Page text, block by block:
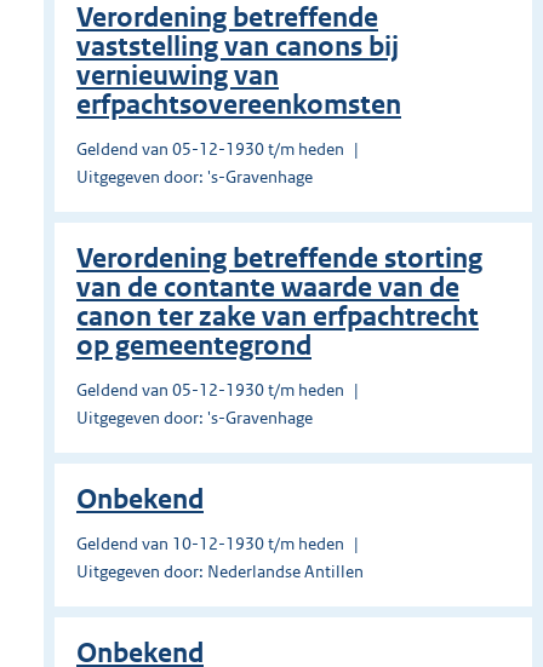
Verordening betreffende
vaststelling van canons bij
vernieuwing van
erfpachtsovereenkomsten
Geldend van 05-12-1930 t/m heden
Uitgegeven door: 's-Gravenhage
Verordening betreffende storting
van de contante waarde van de
canon ter zake van erfpachtrecht
op gemeentegrond
Geldend van 05-12-1930 t/m heden
Uitgegeven door: 's-Gravenhage
Onbekend
Geldend van 10-12-1930 t/m heden
Uitgegeven door: Nederlandse Antillen
Onbekend